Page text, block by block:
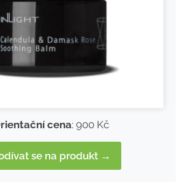
cena: 900 Kč
se na produkt →